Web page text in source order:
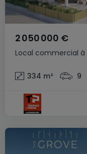
Local commercial à
2 050 000 €
334 m² 9